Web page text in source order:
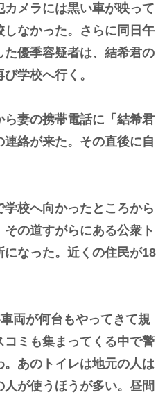
メラには黒い車が映って
なかった。さらに同日午
優季容疑者は、結希君の
学校へ行く。
妻の携帯電話に「結希君
絡が来た。その直後に自
校へ向かったところから
の道すがらにある公衆ト
なった。近くの住民が18
両が何台もやってきて規
ミも集まってくる中で警
あのトイレは地元の人は
が使うほうが多い。昼間